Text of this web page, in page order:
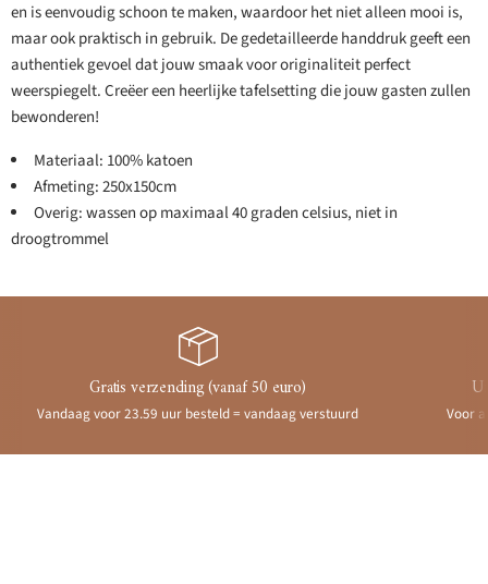
en is eenvoudig schoon te maken, waardoor het niet alleen mooi is,
maar ook praktisch in gebruik. De gedetailleerde handdruk geeft een
authentiek gevoel dat jouw smaak voor originaliteit perfect
weerspiegelt. Creëer een heerlijke tafelsetting die jouw gasten zullen
bewonderen!
Materiaal: 100% katoen
Afmeting: 250x150cm
Overig: wassen op maximaal 40 graden celsius, niet in
droogtrommel
Gratis verzending (vanaf 50 euro)
Vandaag voor 23.59 uur besteld = vandaag verstuurd Voor